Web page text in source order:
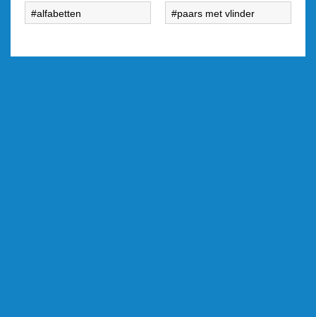
alfabetten paars met vlinder